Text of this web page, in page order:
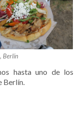
Berlín
hasta uno de los
Berlín.